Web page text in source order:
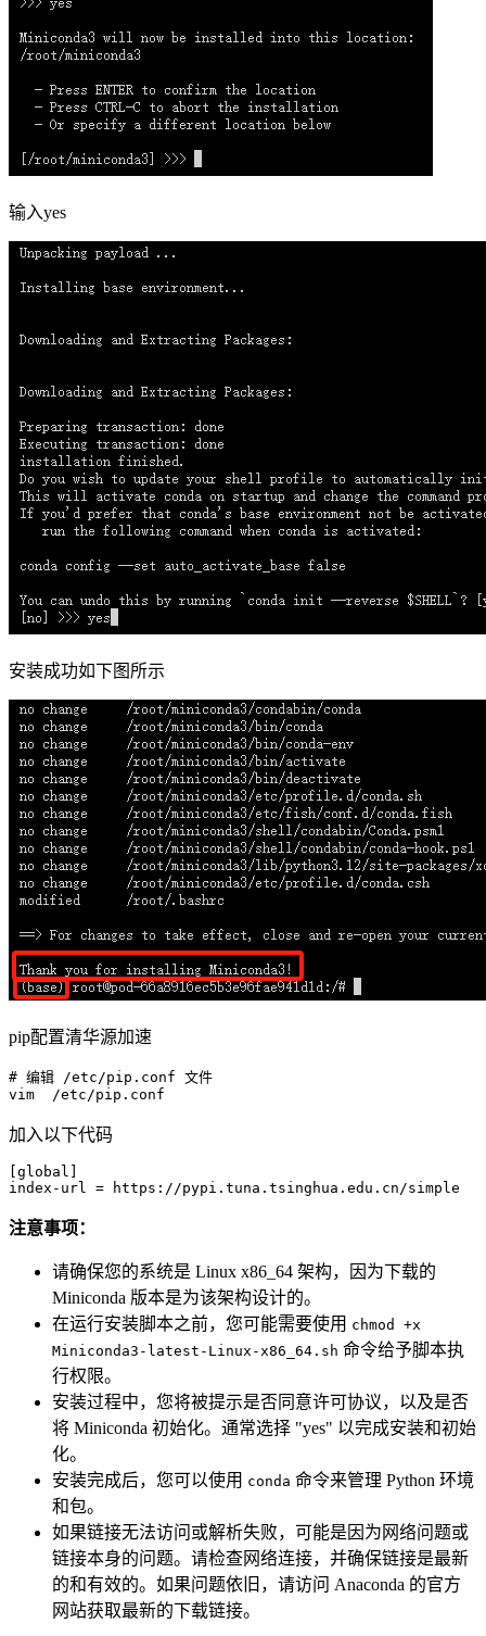
输入yes
安装成功如下图所示
pip配置清华源加速
# 编辑 /etc/pip.conf 文件
vim /etc/
加入以下代码
[global]
index-url
注意事项：
请确保您的系统是 Linux x86_64 架构，因为下载的
Miniconda 版本是为该架构设计的。
在运行安装脚本之前，您可能需要使用 chmod +x
Miniconda3-latest-Linux-x86_64.sh 命令给予脚本执
行权限。
安装过程中，您将被提示是否同意许可协议，以及是否
将 Miniconda 初始化。通常选择 "yes" 以完成安装和初始
化。
安装完成后，您可以使用 conda 命令来管理 Python 环境
和包。
如果链接无法访问或解析失败，可能是因为网络问题或
链接本身的问题。请检查网络连接，并确保链接是最新
的和有效的。如果问题依旧，请访问 Anaconda 的官方
网站获取最新的下载链接。